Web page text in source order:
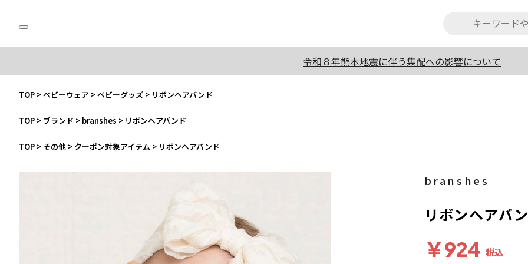
令和８年熊本地震に伴う集配への影響について
TOP >ベビーウェア >ベビーグッズ > リボンヘアバンド
TOP > ブランド > branshes > リボンヘアバンド
TOP > その他 > クーポン対象アイテム > リボンヘアバンド
branshes
リボンヘアバ
￥924 税込